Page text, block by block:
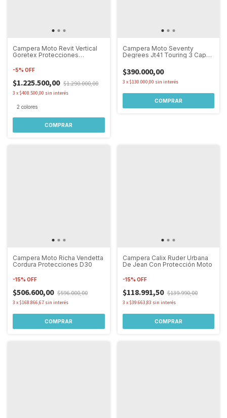
Campera Moto Revit Vertical
Goretex Protecciones
-5% OFF
$1.225.500,00 $1.290.000,00
3 x $408.500,00 sin interés
2 colores
COMPRAR
Campera Moto Seventy
Degrees Jt41 Touring 3 Capas
$390.000,00
3 x $130.000,00 sin interés
COMPRAR
Campera Moto Richa Vendetta
Cordura Protecciones D30
-15% OFF
$506.600,00 $596.000,00
3 x $168.866,67 sin interés
COMPRAR
Campera Calix Ruder Urbana
De Jean Con Protección Moto
-15% OFF
$118.991,50 $139.990,00
3 x $39.663,83 sin interés
COMPRAR